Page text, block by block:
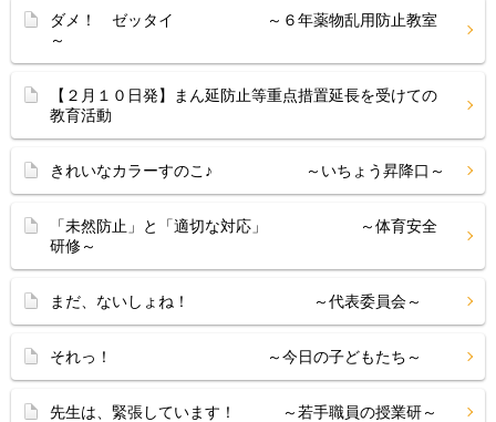
ダメ！ ゼッタイ ～６年薬物乱用防止教室
～
【２月１０日発】まん延防止等重点措置延長を受けての
教育活動
きれいなカラーすのこ♪ ～いちょう昇降口～
「未然防止」と「適切な対応」 ～体育安全
研修～
まだ、ないしょね！ ～代表委員会～
それっ！ ～今日の子どもたち～
先生は、緊張しています！ ～若手職員の授業研～